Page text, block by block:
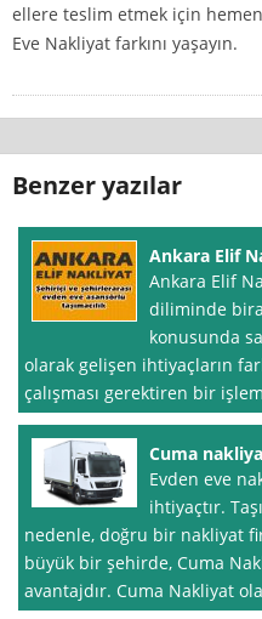
ellere teslim etmek için
Eve Nakliyat farkını yaşayın.
Benzer yazılar
Ankara Elif
Ankara Elif
diliminde
konusunda
olarak gelişen ihtiyaçların
çalışması gerektiren bir
Cuma
Evden eve
ihtiyaçtır.
nedenle, doğru bir nakliyat
büyük bir şehirde, Cuma
avantajdır. Cuma Nakliyat